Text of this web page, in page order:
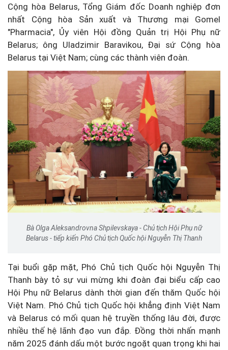
Cộng hòa Belarus, Tổng Giám đốc Doanh nghiệp đơn
nhất Cộng hòa Sản xuất và Thương mại Gomel
"Pharmacia", Ủy viên Hội đồng Quản trị Hội Phụ nữ
Belarus; ông Uladzimir Baravikou, Đại sứ Cộng hòa
Belarus tại Việt Nam; cùng các thành viên đoàn.
Bà Olga Aleksandrovna Shpilevskaya - Chủ tịch Hội Phụ nữ
Belarus - tiếp kiến Phó Chủ tịch Quốc hội Nguyễn Thị Thanh
Tại buổi gặp mặt, Phó Chủ tịch Quốc hội Nguyễn Thị
Thanh bày tỏ sự vui mừng khi đoàn đại biểu cấp cao
Hội Phụ nữ Belarus dành thời gian đến thăm Quốc hội
Việt Nam. Phó Chủ tịch Quốc hội khẳng định Việt Nam
và Belarus có mối quan hệ truyền thống lâu đời, được
nhiều thế hệ lãnh đạo vun đắp. Đồng thời nhấn mạnh
năm 2025 đánh dấu một bước ngoặt quan trọng khi hai